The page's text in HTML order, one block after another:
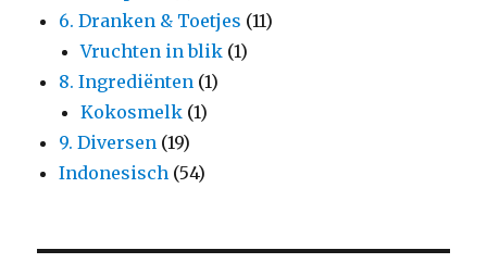
6. Dranken & Toetjes (11)
Vruchten in blik (1)
8. Ingrediënten (1)
Kokosmelk (1)
9. Diversen (19)
Indonesisch (54)